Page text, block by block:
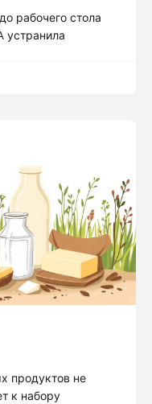
рабочего стола
устранила
продуктов не
к набору